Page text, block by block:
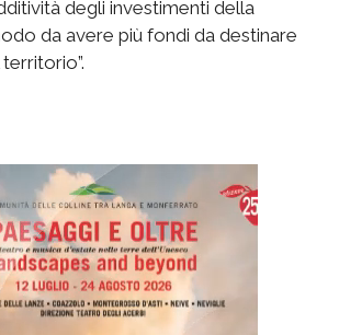
degli investimenti della
da avere più fondi da destinare